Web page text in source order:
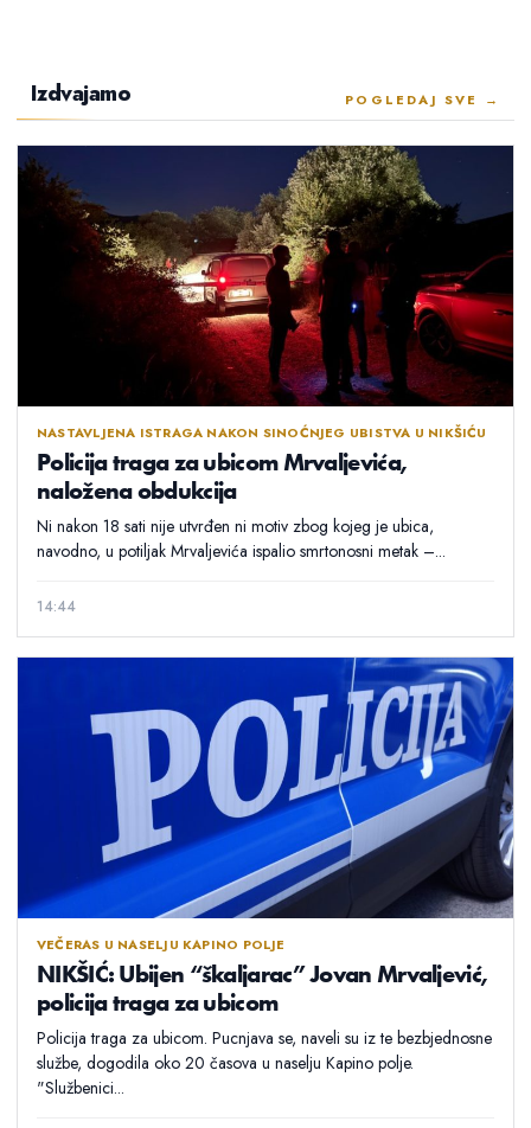
Izdvajamo POGLEDAJ SVE →
NASTAVLJENA ISTRAGA NAKON SINOĆNJEG UBISTVA U NIKŠIĆU
Policija traga za ubicom Mrvaljevića,
naložena obdukcija
Ni nakon 18 sati nije utvrđen ni motiv zbog kojeg je ubica,
navodno, u potiljak Mrvaljevića ispalio smrtonosni metak –...
14:44
VEČERAS U NASELJU KAPINO POLJE
NIKŠIĆ: Ubijen “škaljarac” Jovan Mrvaljević,
policija traga za ubicom
Policija traga za ubicom. Pucnjava se, naveli su iz te bezbjednosne
službe, dogodila oko 20 časova u naselju Kapino polje.
"Službenici...